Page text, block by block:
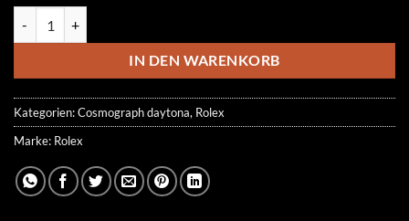
499.00 €249.00 €.
IN DEN WARENKORB
Kategorien:Cosmograph daytona, Rolex
Marke: Rolex